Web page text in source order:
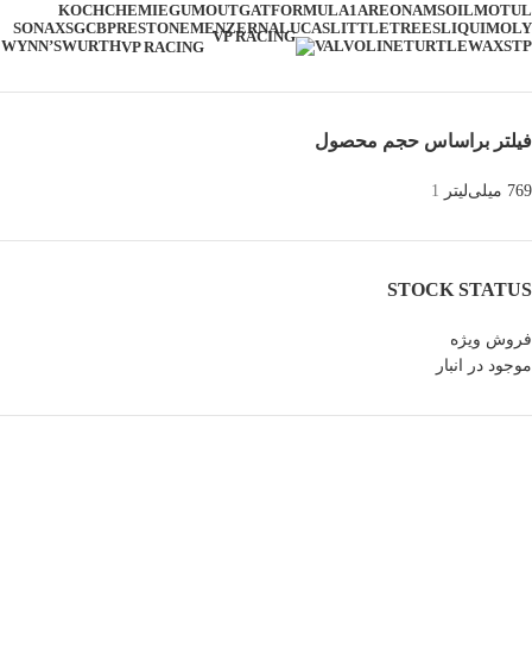
MOTUL
AMSOIL
AREON
FORMULA1
GAT
GUMOUT
KOCHCHEMIE
LIQUIMOLY
LITTLETREES
LUCAS
MENZERNA
PRESTONE
SGCB
SONAX
STP
TURTLEWAX
VALVOLINE
VP RACING
WURTH
WYNN’S
فیلتر براساس حجم محصول
769 میلی‌لیتر 1
STOCK STATUS
فروش ویژه
موجود در انبار